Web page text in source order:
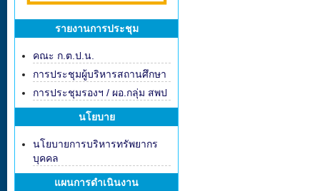
รายงานการประชุม
คณะ ก.ต.ป.น.
การประชุมผู้บริหารสถานศึกษา
การประชุมรองฯ / ผอ.กลุ่ม สพป
นโยบาย
นโยบายการบริหารทรัพยากร
บุคคล
แผนการดำเนินงาน